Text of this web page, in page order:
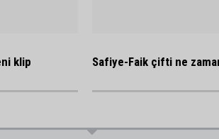
klip Safiye-Faik çifti ne